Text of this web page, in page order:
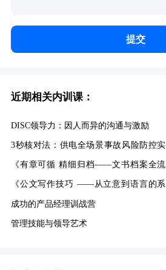
提交
近期相关内训课：
DISC领导力：因人而异的沟通与激励
3秒核对法：供电全场景事故风险防控实
战课
《有章可循 精细归档——文书档案全流
程实操训练》
《公文写作技巧 ——从立意到语言的系
统提升》
成功的产品经理训战营
管理技能与领导艺术